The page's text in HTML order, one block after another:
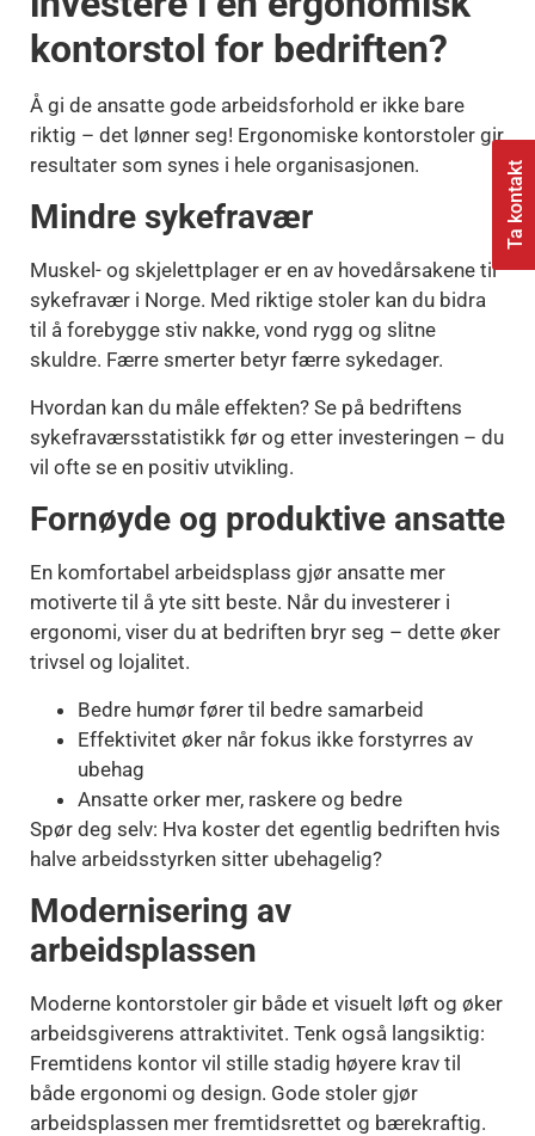
Ta kontakt
kontorstol for bedriften?
Å gi de ansatte gode arbeidsforhold er ikke bare
riktig – det lønner seg! Ergonomiske kontorstoler gir
resultater som synes i hele organisasjonen.
Mindre sykefravær
Muskel- og skjelettplager er en av hovedårsakene til
sykefravær i Norge. Med riktige stoler kan du bidra
til å forebygge stiv nakke, vond rygg og slitne
skuldre. Færre smerter betyr færre sykedager.
Hvordan kan du måle effekten? Se på bedriftens
sykefraværsstatistikk før og etter investeringen – du
vil ofte se en positiv utvikling.
Fornøyde og produktive ansatte
En komfortabel arbeidsplass gjør ansatte mer
motiverte til å yte sitt beste. Når du investerer i
ergonomi, viser du at bedriften bryr seg – dette øker
trivsel og lojalitet.
Bedre humør fører til bedre samarbeid
Effektivitet øker når fokus ikke forstyrres av
ubehag
Ansatte orker mer, raskere og bedre
Spør deg selv: Hva koster det egentlig bedriften hvis
halve arbeidsstyrken sitter ubehagelig?
Modernisering av
arbeidsplassen
Moderne kontorstoler gir både et visuelt løft og øker
arbeidsgiverens attraktivitet. Tenk også langsiktig:
Fremtidens kontor vil stille stadig høyere krav til
både ergonomi og design. Gode stoler gjør
arbeidsplassen mer fremtidsrettet og bærekraftig.